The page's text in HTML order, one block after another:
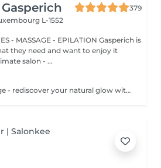
379
L-1552
- MASSAGE - EPILATION Gasperich is
they need and want to enjoy it
salon - ...
Myoplastic face massage - rediscover your natural glow with the deeply rejuvenating myoplastic face massage. This unique technique works not only on the surface of your skin but also on the deeper layers of muscles and fascia. Through precise, sculpting movements, it releases tension, improves circulation, and restores elasticity. The result? A lifted, defined, and radiant look that feels as refreshing as it appears. Every session is like a reset for your face leaving you looking youthful, relaxed, and glowing with vitality. Express Facial Massage is designed for those who value their time while expecting visible, refined results. This 30-minute lifting massage focuses on precise muscle stimulation to restore facial tone, improve skin firmness, and redefine the natural facial contour. The treatment helps reduce visible signs of fatigue while stimulating microcirculation, allowing the skin to regain a fresh, radiant, and naturally healthy glow. Perfect as an additional boost to your body massage for complete relaxation and rejuvenation. Important: This treatment is available only as an add-on to any body massage and cannot be booked as a standalone service.